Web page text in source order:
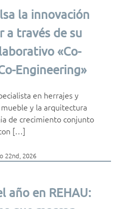
la innovación
a través de su
«Co-
Engineering»
en herrajes y
y la arquitectura
de crecimiento conjunto
[…]
22nd, 2026
año en REHAU: